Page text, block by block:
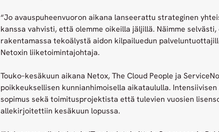
“Jo avauspuheenvuoron aikana lanseerattu strateginen
kanssa vahvisti, että olemme oikeilla jäljillä. Näimme
rakentamassa tekoälystä aidon kilpailuedun
Netoxin liiketoimintajohtaja.
Touko–kesäkuun aikana Netox, The Cloud People ja
poikkeuksellisen kunnianhimoisella aikataululla.
sopimus sekä toimitusprojektista että tulevien vuosien
allekirjoitettiin kesäkuun lopussa.